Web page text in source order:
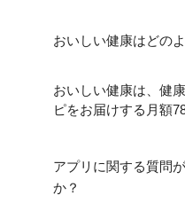
おいしい健康はどの
おいしい健康は、健
ピをお届けする月額
アプリに関する質問
か？